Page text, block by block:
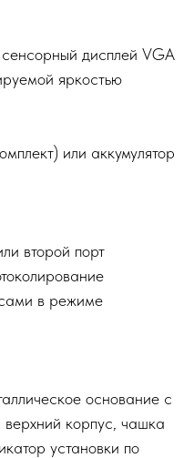
дисплей VGA
яркостью
или аккумулятор
второй порт
в режиме
основание с
корпус, чашка
установки по